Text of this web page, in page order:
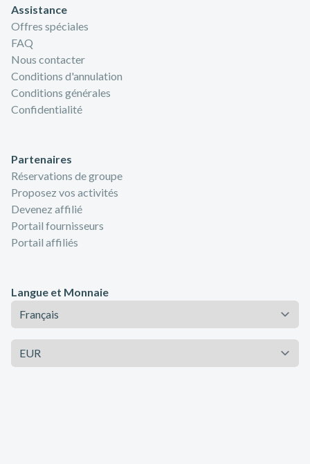
Assistance
Offres spéciales
FAQ
Nous contacter
Conditions d'annulation
Conditions générales
Confidentialité
Partenaires
Réservations de groupe
Proposez vos activités
Devenez affilié
Portail fournisseurs
Portail affiliés
Langue et Monnaie